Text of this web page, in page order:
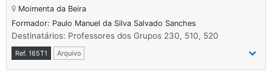
Moimenta da Beira
Formador: Paulo Manuel da Silva Salvado Sanches
Destinatários: Professores dos Grupos 230, 510, 520
Ref. 165T1 Arquivo